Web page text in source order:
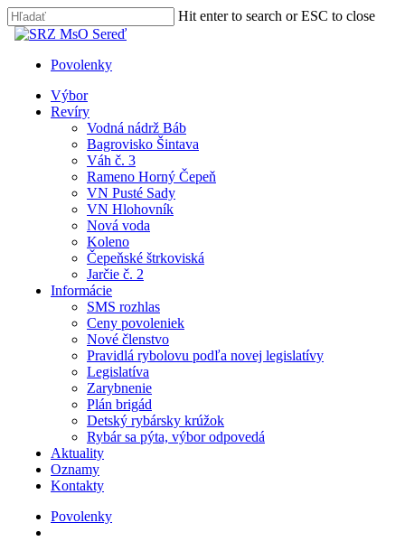
Skip
to
content
Hit enter to search or ESC to close
Close
Povolenky
search
Menu
Výbor
Revíry
Vodná nádrž Báb
Bagrovisko Šintava
Váh č. 3
Rameno Horný Čepeň
VN Pusté Sady
VN Hlohovník
Nová voda
Koleno
Čepeňské štrkoviská
Jarčie č. 2
Informácie
SMS rozhlas
Ceny povoleniek
Nové členstvo
Pravidlá rybolovu podľa novej legislatívy
Legislatíva
Zarybnenie
Plán brigád
Detský rybársky krúžok
Rybár sa pýta, výbor odpovedá
Aktuality
Oznamy
Kontakty
Povolenky